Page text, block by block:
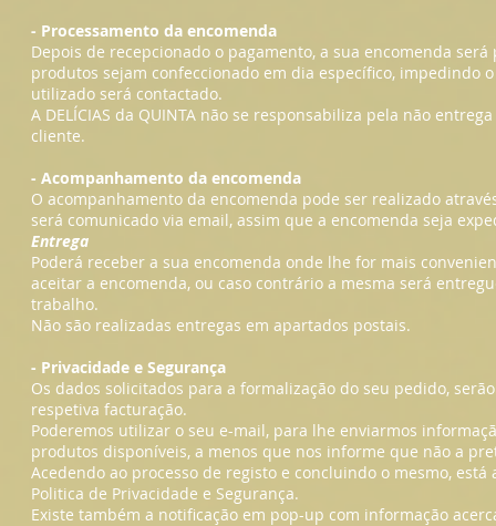
- Processamento da encomenda
Depois de recepcionado o pagamento, a sua encomenda
produtos sejam confeccionado em dia específico, impedindo
utilizado será contactado.
A DELÍCIAS da QUINTA não se responsabiliza pela não
cliente.
- Acompanhamento da encomenda
O acompanhamento da encomenda pode ser realizado
será comunicado via email, assim que a encomenda seja
Entrega
Poderá receber a sua encomenda onde lhe for mais
aceitar a encomenda, ou caso contrário a mesma será
trabalho.
Não são realizadas entregas em apartados postais.
- Privacidade e Segurança
Os dados solicitados para a formalização do seu pedido,
respetiva facturação.
Poderemos utilizar o seu e-mail, para lhe enviarmos
produtos disponíveis, a menos que nos informe que não a
Acedendo ao processo de registo e concluindo o mesmo,
Politica de Privacidade e Segurança.
Existe também a notificação em pop-up com informação